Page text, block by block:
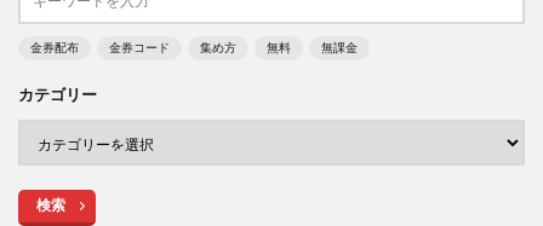
金券配布 金券コード 集め方 無料 無課金
カテゴリー
検索